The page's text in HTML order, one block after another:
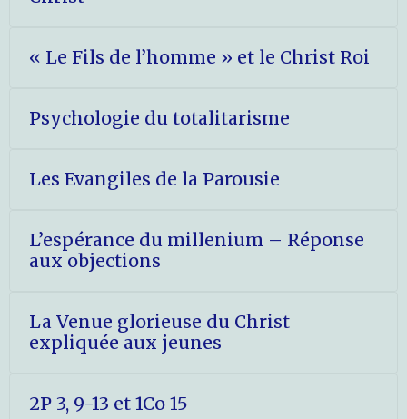
« Le Fils de l’homme » et le Christ Roi
Psychologie du totalitarisme
Les Evangiles de la Parousie
L’espérance du millenium – Réponse
aux objections
La Venue glorieuse du Christ
expliquée aux jeunes
2P 3, 9-13 et 1Co 15